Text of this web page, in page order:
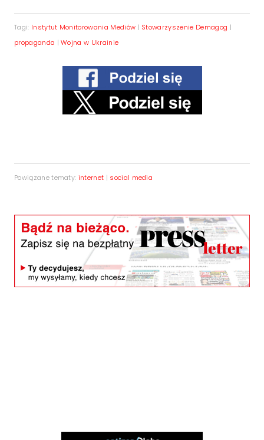
Tagi: Instytut Monitorowania Mediów | Stowarzyszenie Demagog |
propaganda |Wojna w Ukrainie
Powiązane tematy: internet | social media